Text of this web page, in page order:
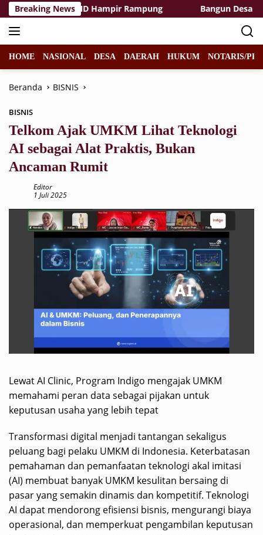
Langsung
ke
konten
Breaking News
Area TMMD Hampir Rampung Bangun Desa
HOME NASIONAL DESA DAERAH HUKUM NOTARIS/
Beranda BISNIS
BISNIS
Telkom Ajak UMKM Lihat Teknologi
AI sebagai Alat Praktis, Bukan
Ancaman Rumit
Editor
1 Juli 2025
Lewat AI Clinic, Program Indigo mengajak UMKM
memahami peran data sebagai pijakan untuk
keputusan usaha yang lebih tepat
Transformasi digital menjadi tantangan sekaligus
peluang bagi pelaku UMKM di Indonesia. Keterbatasan
pemahaman dan pemanfaatan teknologi akal imitasi
(AI) membuat banyak UMKM kesulitan bersaing di
pasar yang semakin dinamis dan kompetitif. Teknologi
AI dapat mendorong efisiensi bisnis, mengurangi biaya
operasional, dan memperkuat pengambilan keputusan